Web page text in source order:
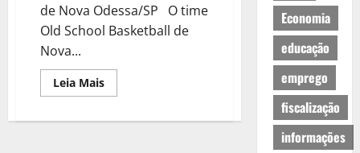
de Nova Odessa/SP O time
Old School Basketball de
Nova...
Leia Mais
Economia
educação
emprego
fiscalização
informações